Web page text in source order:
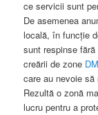
ce servicii sunt
De asemenea
locală, în funcţie
sunt respinse
creării de zone
care au nevoie
Rezultă o zonă
lucru pentru a